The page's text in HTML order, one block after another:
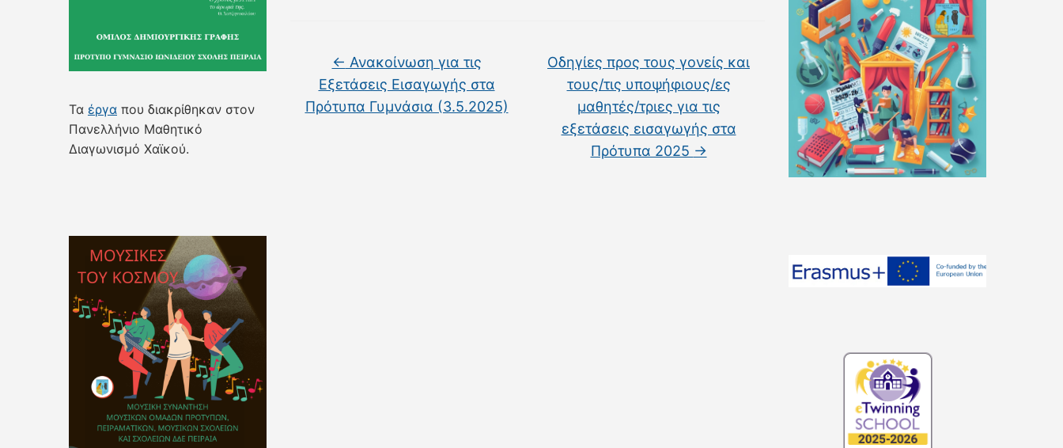
Τα έργα που διακρίθηκαν στον
Πανελλήνιο Μαθητικό
Διαγωνισμό Χαϊκού.
← Ανακοίνωση για τις
Εξετάσεις Εισαγωγής στα
Πρότυπα Γυμνάσια (3.5.2025)
Οδηγίες προς τους γονείς και
τους/τις υποψήφιους/ες
μαθητές/τριες για τις
εξετάσεις εισαγωγής στα
Πρότυπα 2025 →